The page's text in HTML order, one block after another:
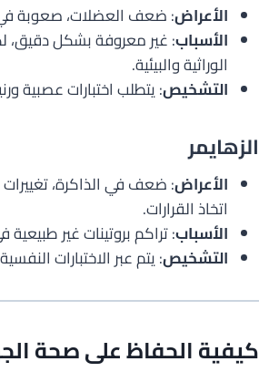
الأعراض: ضعف العضلات، صعوبة
الأسباب: غير معروفة بشكل دقيق،
الوراثية والبيئية.
التشخيص: يتطلب اختبارات عصبية
الزهايمر
الأعراض: ضعف في الذاكرة،
اتخاذ القرارات.
الأسباب: تراكم بروتينات غير طبيعية
التشخيص: يتم عبر الاختبارات
كيفية الحفاظ على صحة